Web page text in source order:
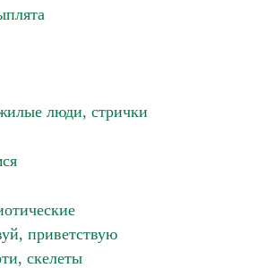
люди, стрички
приветствую
скелеты